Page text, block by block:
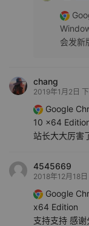
会发新
chang
2019年1月2日
Google
10 x64
站长大大厉害
4545669
2018年12月18
Google
x64 Edition
支持支持 感谢